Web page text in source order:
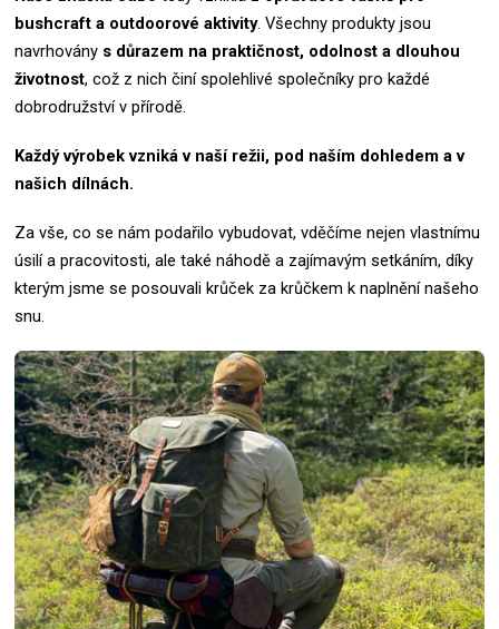
bushcraft a outdoorové aktivity. Všechny produkty jsou
navrhovány s důrazem na praktičnost, odolnost a dlouhou
životnost, což z nich činí spolehlivé společníky pro každé
dobrodružství v přírodě.
Každý výrobek vzniká v naší režii, pod naším dohledem a v
našich dílnách.
Za vše, co se nám podařilo vybudovat, vděčíme nejen vlastnímu
úsilí a pracovitosti, ale také náhodě a zajímavým setkáním, díky
kterým jsme se posouvali krůček za krůčkem k naplnění našeho
snu.